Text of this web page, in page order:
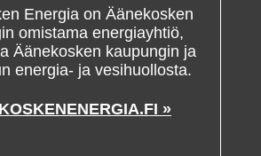
Energia on Äänekosken
omistama energiayhtiö,
Äänekosken kaupungin ja
energia- ja vesihuollosta.
»